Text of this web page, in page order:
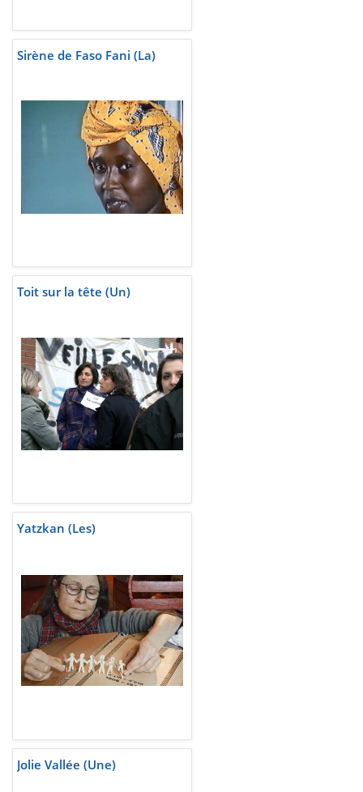
Sirène de Faso Fani (La)
Toit sur la tête (Un)
Yatzkan (Les)
Jolie Vallée (Une)